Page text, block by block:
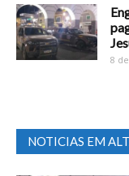
8
NOTICIAS EM